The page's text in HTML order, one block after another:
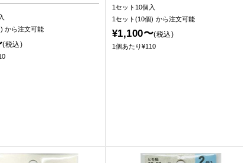
から注文可能
(税込)
1セット10個入
1セット(10個) から注文可能
¥1,100〜(税込)
1個あたり¥110